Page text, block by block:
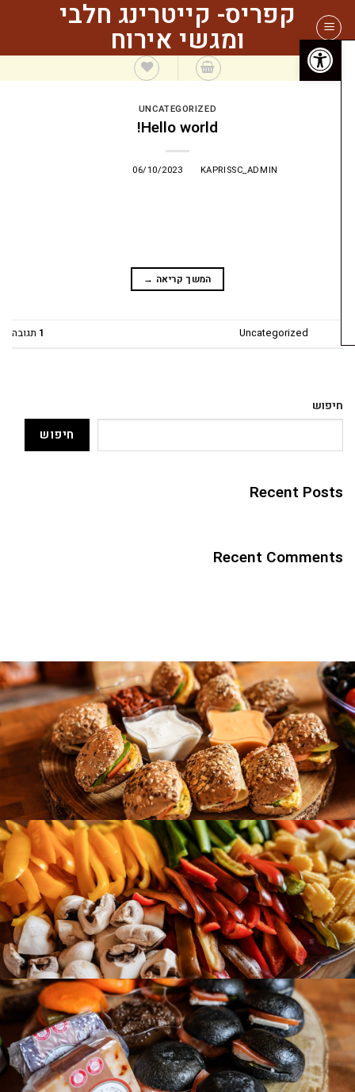
פתח סרגל נגישות
קפריס- קייטרינג חלבי
ומגשי אירוח
UNCATEGORIZED
Hello world!
POSTED ON06/10/2023 BYKAPRISSC_ADMIN
המשך קריאה→
Uncategorized תגובה
חיפוש
Recent
Recent